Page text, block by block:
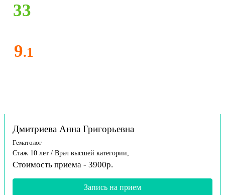
33
9.1
Дмитриева Анна Григорьевна
Гематолог
Стаж 10 лет / Врач высшей категории,
Стоимость приема - 3900р.
Запись на прием